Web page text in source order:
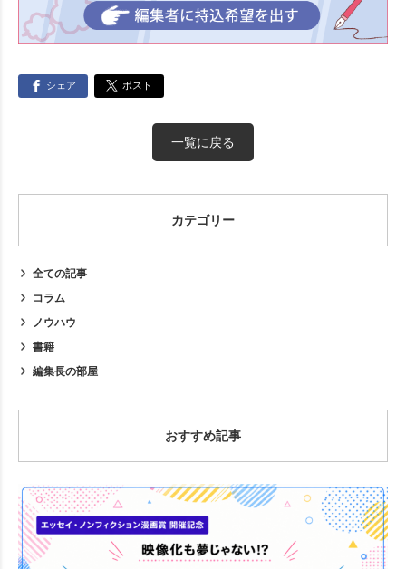
シェア ポスト
一覧に戻る
カテゴリー
全ての記事
コラム
ノウハウ
書籍
編集長の部屋
おすすめ記事